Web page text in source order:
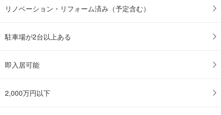
リノベーション・リフォーム済み（予定含む）
駐車場が2台以上ある
即入居可能
2,000万円以下